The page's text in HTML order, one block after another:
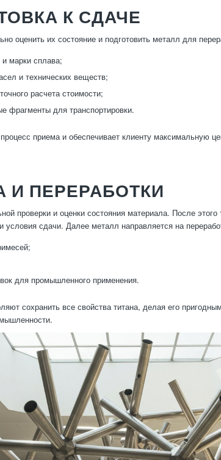
К СДАЧЕ
оценить их состояние и подготовить металл для
марки сплава;
и технических веществ;
расчета стоимости;
фрагменты для транспортировки.
процесс приема и обеспечивает клиенту
И ПЕРЕРАБОТКИ
проверки и оценки состояния материала. После
условия сдачи. Далее металл направляется на
для промышленного применения.
сохранить все свойства титана, делая его